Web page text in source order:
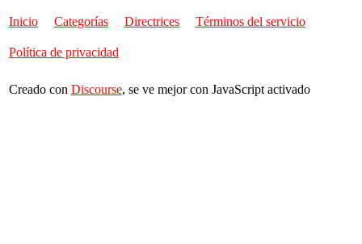
Inicio Categorías Directrices Términos del servicio
Política de privacidad
Creado con Discourse, se ve mejor con JavaScript activado